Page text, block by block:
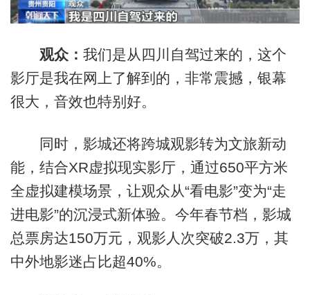
观众： 我们是从四川自驾过来的，这个
影厅是我在网上了解到的，非常震撼，银幕
很大，音效也特别好。
同时，影城还将跨城观影转为文旅新动
能，结合XR虚拟现实影厅，通过650平方米
全虚拟建模场景，让观众从“看电影”变为“走
进电影”的沉浸式新体验。今年春节档，影城
总票房达150万元，观影人次突破2.3万，其
中外地影迷占比超40%。